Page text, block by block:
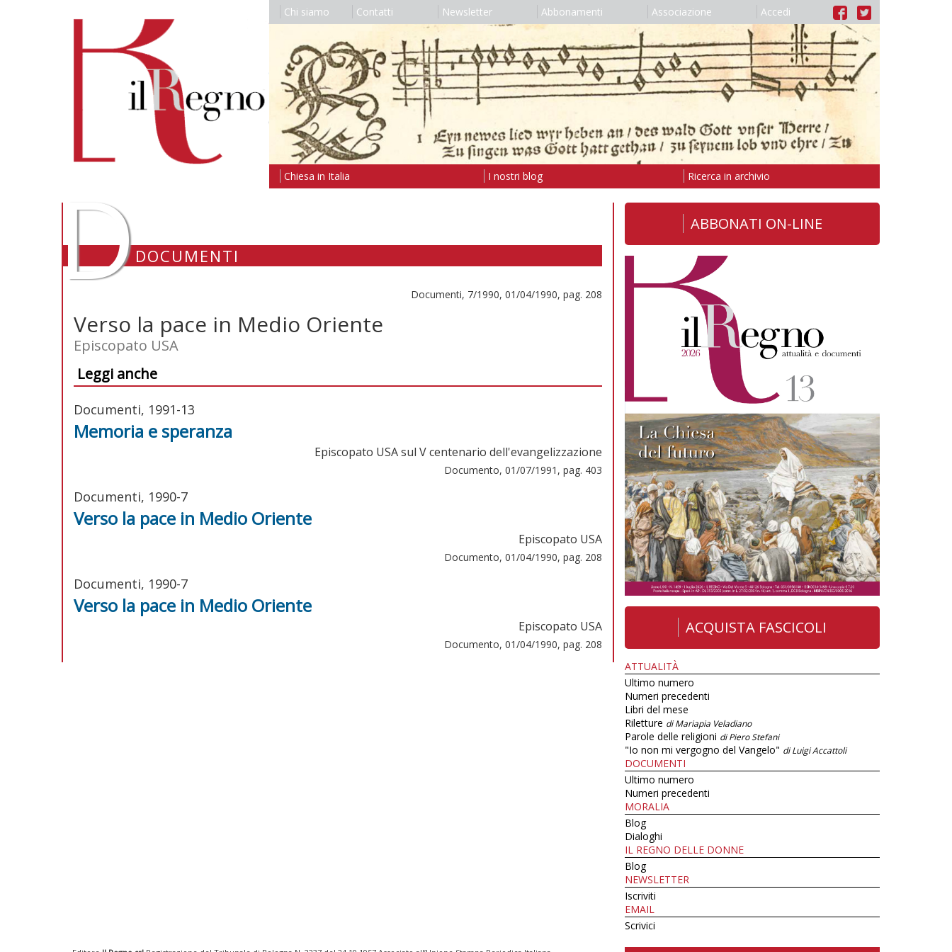
Chi siamo Contatti Newsletter Abbonamenti Associazione Accedi
Chiesa in Italia I nostri blog Ricerca in archivio
DDOCUMENTI
Documenti, 7/1990, 01/04/1990, pag. 208
Verso la pace in Medio Oriente
Episcopato USA
Leggi anche
Documenti, 1991-13
Memoria e speranza
Episcopato USA sul V centenario dell'evangelizzazione
Documento, 01/07/1991, pag. 403
Documenti, 1990-7
Verso la pace in Medio Oriente
Episcopato USA
Documento, 01/04/1990, pag. 208
Documenti, 1990-7
Verso la pace in Medio Oriente
Episcopato USA
Documento, 01/04/1990, pag. 208
ABBONATI ON-LINE
ACQUISTA FASCICOLI
ATTUALITÀ
Ultimo numero
Numeri precedenti
Libri del mese
Riletture di Mariapia Veladiano
Parole delle religioni di Piero Stefani
"Io non mi vergogno del Vangelo" di Luigi Accattoli
DOCUMENTI
Ultimo numero
Numeri precedenti
MORALIA
Blog
Dialoghi
IL REGNO DELLE DONNE
Blog
NEWSLETTER
Iscriviti
EMAIL
Scrivici